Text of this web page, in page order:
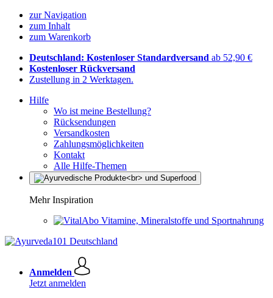
zur Navigation
zum Inhalt
zum Warenkorb
Deutschland: Kostenloser Standardversand ab 52,90 €
Kostenloser Rückversand
Zustellung in 2 Werktagen.
Hilfe
Wo ist meine Bestellung?
Rücksendungen
Versandkosten
Zahlungsmöglichkeiten
Kontakt
Alle Hilfe-Themen
Mehr Inspiration
Vitamine, Mineralstoffe und Sportnahrung
Anmelden
Jetzt anmelden